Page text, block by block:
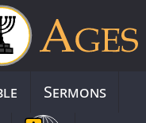
Sermons